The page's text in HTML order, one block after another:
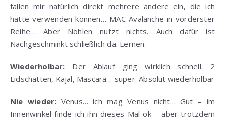
fallen mir natürlich direkt mehrere andere ein, die ich
hätte verwenden können… MAC Avalanche in vorderster
Reihe… Aber Nöhlen nutzt nichts. Auch dafür ist
Nachgeschminkt schließlich da. Lernen.
Wiederholbar: Der Ablauf ging wirklich schnell. 2
Lidschatten, Kajal, Mascara… super. Absolut wiederholbar
Nie wieder: Venus… ich mag Venus nicht… Gut – im
Innenwinkel finde ich ihn dieses Mal ok – aber trotzdem